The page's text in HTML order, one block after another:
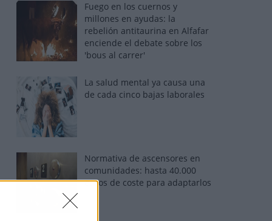
Fuego en los cuernos y
millones en ayudas: la
rebelión antitaurina en Alfafar
enciende el debate sobre los
'bous al carrer'
La salud mental ya causa una
de cada cinco bajas laborales
Normativa de ascensores en
comunidades: hasta 40.000
euros de coste para adaptarlos